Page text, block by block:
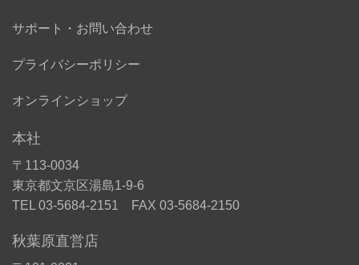
サポート・お問い合わせ
プライバシーポリシー
オンラインショップ
本社
〒113-0034
東京都文京区湯島1-9-6
TEL 03-5684-2151 FAX 03-5684-2150
秋葉原直営店